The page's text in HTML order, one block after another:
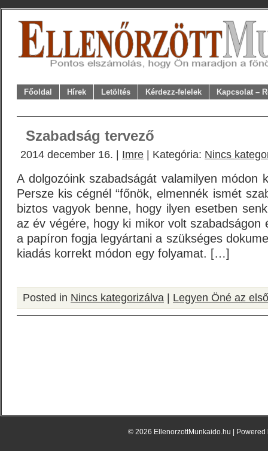
Főoldal Hírek Letöltés Kérdezz-felelek Kapcsolat –
Szabadság tervező
2014 december 16. | Imre | Kategória: Nincs
A dolgozóink szabadságát valamilyen módon
Persze kis cégnél “főnök, elmennék ismét
biztos vagyok benne, hogy ilyen esetben
az év végére, hogy ki mikor volt szabadságon
a papíron fogja legyártani a szükséges
kiadás korrekt módon egy folyamat. […]
Posted in Nincs kategorizálva Legyen Öné az
© 2026 EllenorzottMunkaido.hu |